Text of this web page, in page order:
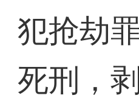
犯抢劫
死刑，